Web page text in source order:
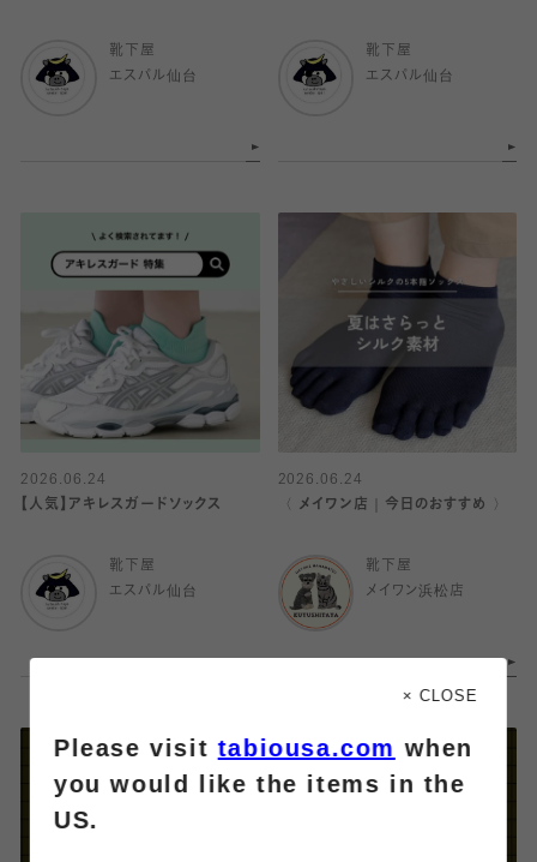
靴下屋
エスパル仙台
靴下屋
エスパル仙台
2026.06.24
【人気】アキレスガードソックス
靴下屋
エスパル仙台
2026.06.24
〈 メイワン店｜今日のおすすめ 〉
靴下屋
メイワン浜松店
× CLOSE
Please visittabiousa.com when
you would like the items in the
US.